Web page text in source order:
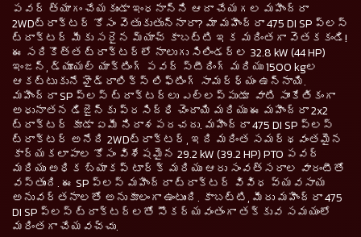
పవర్ త్యాగం చేయకుండా ఇంధనాన్ని ఆదా చేయగల మహీంద్రా
2WDట్రాక్టర్ కోసం వెతుకుతున్నారా? మా మహీంద్రా 475 DI SP ప్లస్
ట్రాక్టర్ మీకు సరైన మ్యాచ్ కాబట్టి ఇక మరింతగా వెతకకండి!
ఈ సరికొత్త ట్రాక్టర్‌లో నాలుగు సిలిండర్ల 32.8 kW (44 HP)
ఇంజన్, డ్యూయల్ యాక్టింగ్ పవర్ స్టీరింగ్ మరియు 1500 kgల
ఆకట్టుకునే హైడ్రాలిక్స్ లిఫ్టింగ్ సామర్ధ్యం ఉన్నాయి.
మహీంద్రా SP ప్లస్ ట్రాక్టర్‌లు ఎల్లప్పుడూ వాటి సాంకేతికంగా
అధునాతన డిజైన్‌కు ప్రసిద్ధి చెందాయి మరియు ఈ మహీంద్రా 2x2
ట్రాక్టర్ కూడా ఏమీ నిరాశపరచదు. మహీంద్రా 475 DI SP ప్లస్
ట్రాక్టర్ అనేది 2WDట్రాక్టర్, ఇది మరింత సమర్థవంతమైన
కార్యకలాపాల కోసం విశేషమైన 29.2 kW (39.2 HP) PTO పవర్
మరియు అధిక బ్యాకప్ టార్క్ మరియు ఆరు సంవత్సరాల వారంటీతో
వస్తుంది. ఈ SP ప్లస్ మహీంద్రా ట్రాక్టర్ వివిధ వ్యవసాయ
అనువర్తనాలతో అనుకూలంగా ఉంటుంది. కాబట్టి, మీరు మహీంద్రా 475
DI SP ప్లస్ ట్రాక్టర్‌లతో సౌకర్యవంతంగా తక్కువ సమయంలో
మరింతగా చేయవచ్చు.